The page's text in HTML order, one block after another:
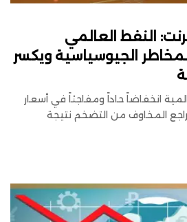
النفط العالمي
الجيوسياسية ويكسر
انخفاضاً حاداً ومفاجئاً في أسعار
المخاوف من التضخم نتيجة